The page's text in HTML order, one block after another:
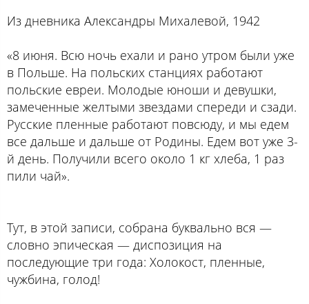
Из дневника Александры Михалевой, 1942
«8 июня. Всю ночь ехали и рано утром были уже
в Польше. На польских станциях работают
польские евреи. Молодые юноши и девушки,
замеченные желтыми звездами спереди и сзади.
Русские пленные работают повсюду, и мы едем
все дальше и дальше от Родины. Едем вот уже 3-
й день. Получили всего около 1 кг хлеба, 1 раз
пили чай».
Тут, в этой записи, собрана буквально вся —
словно эпическая — диспозиция на
последующие три года: Холокост, пленные,
чужбина, голод!